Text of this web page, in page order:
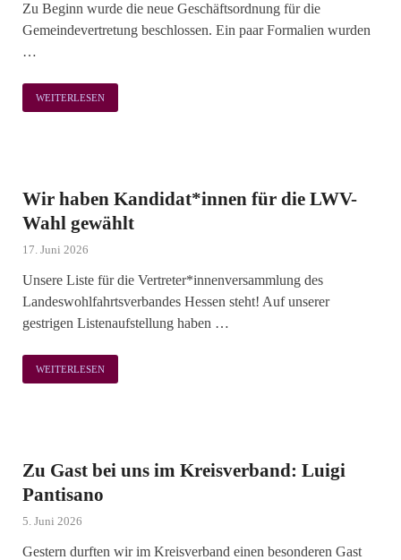
Zu Beginn wurde die neue Geschäftsordnung für die
Gemeindevertretung beschlossen. Ein paar Formalien wurden
…
WEITERLESEN
Wir haben Kandidat*innen für die LWV-
Wahl gewählt
17. Juni 2026
Unsere Liste für die Vertreter*innenversammlung des
Landeswohlfahrtsverbandes Hessen steht! Auf unserer
gestrigen Listenaufstellung haben …
WEITERLESEN
Zu Gast bei uns im Kreisverband: Luigi
Pantisano
5. Juni 2026
Gestern durften wir im Kreisverband einen besonderen Gast